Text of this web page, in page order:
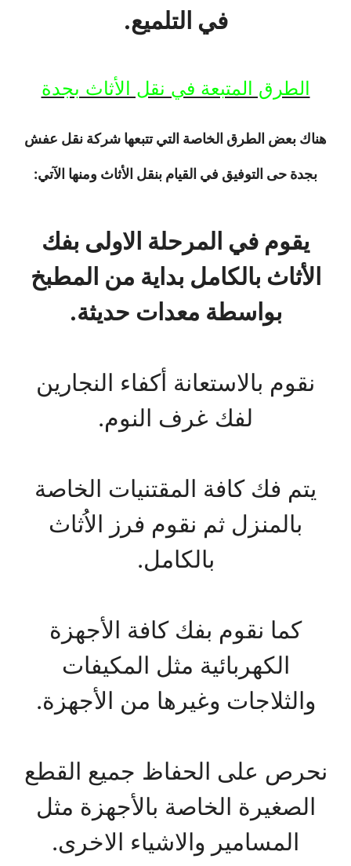
في التلميع.
الطرق المتبعة في نقل الأثاث بجدة
هناك بعض الطرق الخاصة التي تتبعها شركة نقل عفش
بجدة حى التوفيق في القيام بنقل الأثاث ومنها الآتي:
يقوم في المرحلة الاولى بفك
الأثاث بالكامل بداية من المطبخ
بواسطة معدات حديثة.
نقوم بالاستعانة أكفاء النجارين
لفك غرف النوم.
يتم فك كافة المقتنيات الخاصة
بالمنزل ثم نقوم فرز الاُثاث
بالكامل.
كما نقوم بفك كافة الأجهزة
الكهربائية مثل المكيفات
والثلاجات وغيرها من الأجهزة.
نحرص على الحفاظ جميع القطع
الصغيرة الخاصة بالأجهزة مثل
المسامير والاشياء الاخرى.